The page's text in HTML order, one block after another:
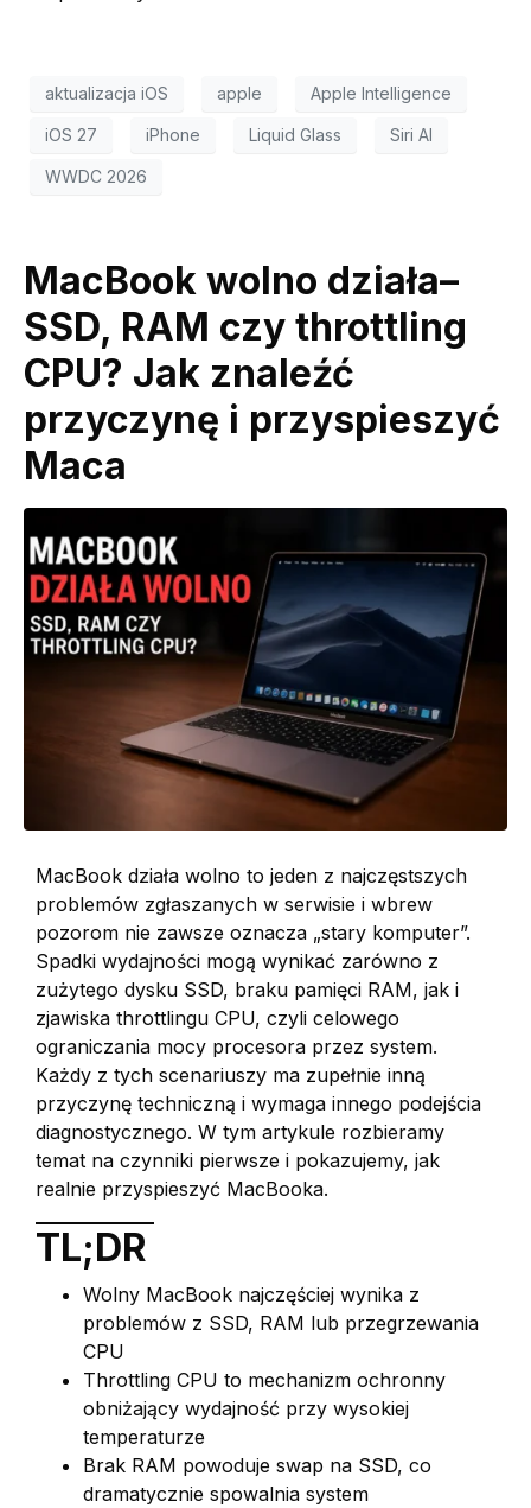
aktualizacja iOS apple Apple Intelligence
iOS 27 iPhone Liquid Glass Siri AI
WWDC 2026
MacBook wolno działa–
SSD, RAM czy throttling
CPU? Jak znaleźć
przyczynę i przyspieszyć
Maca
MacBook działa wolno to jeden z najczęstszych
problemów zgłaszanych w serwisie i wbrew
pozorom nie zawsze oznacza „stary komputer”.
Spadki wydajności mogą wynikać zarówno z
zużytego dysku SSD, braku pamięci RAM, jak i
zjawiska throttlingu CPU, czyli celowego
ograniczania mocy procesora przez system.
Każdy z tych scenariuszy ma zupełnie inną
przyczynę techniczną i wymaga innego podejścia
diagnostycznego. W tym artykule rozbieramy
temat na czynniki pierwsze i pokazujemy, jak
realnie przyspieszyć MacBooka.
TL;DR
Wolny MacBook najczęściej wynika z
problemów z SSD, RAM lub przegrzewania
CPU
Throttling CPU to mechanizm ochronny
obniżający wydajność przy wysokiej
temperaturze
Brak RAM powoduje swap na SSD, co
dramatycznie spowalnia system